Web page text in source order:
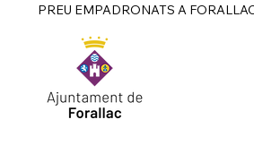
PREU EMPADRONATS A